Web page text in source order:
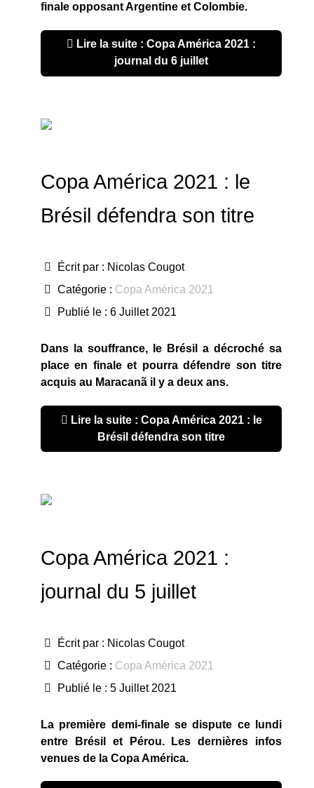
finale opposant Argentine et Colombie.
Lire la suite : Copa América 2021 :
journal du 6 juillet
Copa América 2021 : le
Brésil défendra son titre
Écrit par : Nicolas Cougot
Catégorie : Copa América 2021
Publié le : 6 Juillet 2021
Dans la souffrance, le Brésil a décroché sa
place en finale et pourra défendre son titre
acquis au Maracanã il y a deux ans.
Lire la suite : Copa América 2021 : le
Brésil défendra son titre
Copa América 2021 :
journal du 5 juillet
Écrit par : Nicolas Cougot
Catégorie : Copa América 2021
Publié le : 5 Juillet 2021
La première demi-finale se dispute ce lundi
entre Brésil et Pérou. Les dernières infos
venues de la Copa América.